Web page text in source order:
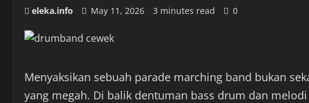
eleka.info May 11, 2026 3 minutes read 0
Menyaksikan sebuah parade marching band bukan
yang megah. Di balik dentuman bass drum dan